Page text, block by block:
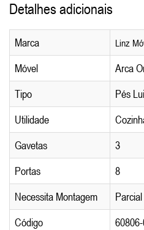
Detalhes adicionais
Marca Linz
Móvel
Arca
Tipo
Pés
Utilidade
Gavetas
3
Portas
8
Necessita Montagem
Parcial
Código